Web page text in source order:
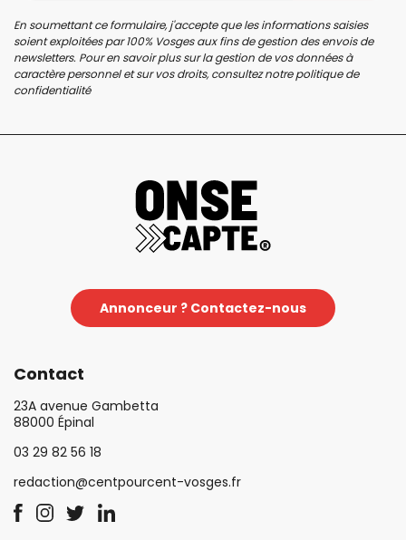
En soumettant ce formulaire, j'accepte que les informations saisies
soient exploitées par 100% Vosges aux fins de gestion des envois de
newsletters. Pour en savoir plus sur la gestion de vos données à
caractère personnel et sur vos droits, consultez notrepolitique de
confidentialité
Annonceur ? Contactez-nous
Contact
23A avenue Gambetta
88000 Épinal
03 29 82 56 18
redaction@centpourcent-vosges.fr